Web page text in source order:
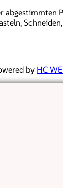
abgestimmten
by HC